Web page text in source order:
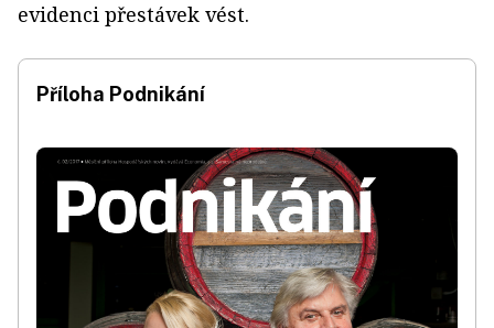
evidenci přestávek vést.
Příloha Podnikání